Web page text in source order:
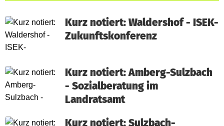
Kurz notiert: Waldershof - ISEK-
Zukunftskonferenz
Kurz notiert: Amberg-Sulzbach
- Sozialberatung im
Landratsamt
Kurz notiert: Sulzbach-